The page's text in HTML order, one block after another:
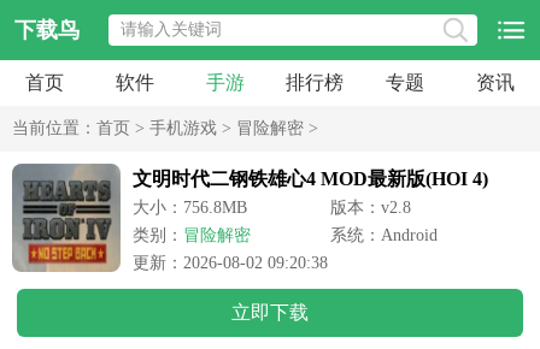
下载鸟
首页 软件 手游 排行榜 专题 资讯
当前位置： 首页 > 手机游戏 > 冒险解密 >
文明时代二钢铁雄心4 MOD最新版(HOI 4)
大小：756.8MB
版本：v2.8
类别： 冒险解密
系统：Android
更新：2026-08-02 09:20:38
立即下载